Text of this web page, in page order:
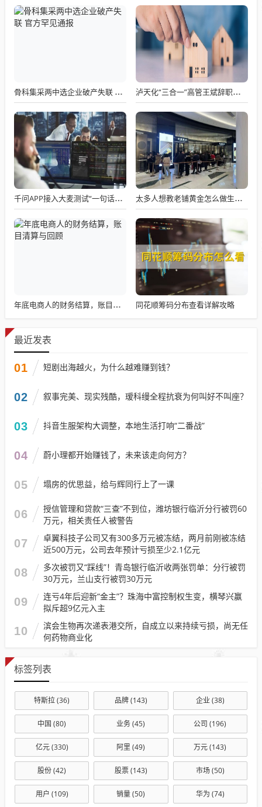
骨科集采两中选企业破产失联 官方罕见通报 泸天化“三合一”高管王斌辞职：高管变动叠加财务、业绩双重压力，公司进入阶段性调整期
千问APP接入大麦测试“一句话买电影票” 太多人想教老铺黄金怎么做生意了
年底电商人的财务结算，账目清算与回顾 同花顺筹码分布查看详解攻略
最近发表
01 短剧出海越火，为什么越难赚到钱？
02 叙事完美、现实残酷，瑷科缦全程抗衰为何叫好不叫座？
03 抖音生服架构大调整，本地生活打响“二番战”
04 蔚小理都开始赚钱了，未来该走向何方？
05 塌房的优思益，给与辉同行上了一课
06
授信管理和贷款“三查”不到位，潍坊银行临沂分行被罚60
万元，相关责任人被警告
07
卓翼科技子公司又有300多万元被冻结，两月前刚被冻结
近500万元，公司去年预计亏损至少2.1亿元
08
多次被罚又“踩线”！青岛银行临沂收两张罚单：分行被罚
30万元，兰山支行被罚30万元
09
连亏4年后迎新“金主”？珠海中富控制权生变，横琴兴赢
拟斥超9亿元入主
10
滨会生物再次递表港交所，自成立以来持续亏损，尚无任
何药物商业化
标签列表
特斯拉(36) 品牌(143) 企业(38)
中国 (80) 业务(45) 公司 (196)
亿元(330) 阿里 (49) 万元(143)
股份(42) 股票(143) 市场(50)
用户 (109) 销量(50) 华为 (74)